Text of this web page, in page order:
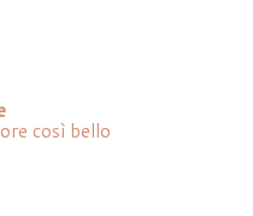
così bello